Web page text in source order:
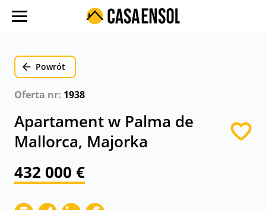
Oferty w regionach
Ulubione oferty
Koszty
Kontakt
Powrót
Oferta nr: 1938
Apartament w Palma de
Mallorca, Majorka
432 000 €